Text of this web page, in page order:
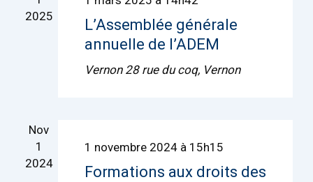
2025
L’Assemblée générale
annuelle de l’ADEM
Vernon 28 rue du coq, Vernon
Nov
1
2024
1 novembre 2024 à 15h15
Formations aux droits des